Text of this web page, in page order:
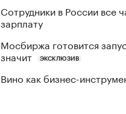
Сотрудники в России все
зарплату
Мосбиржа готовится
значит
ЭКСКЛЮЗИВ
Вино как бизнес-